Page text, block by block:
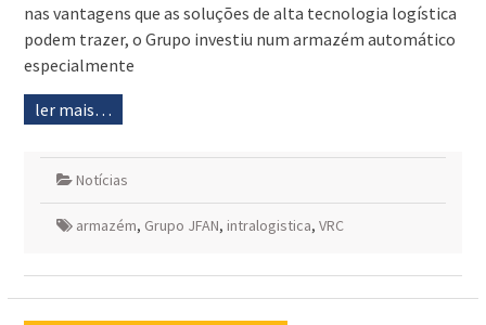
nas vantagens que as soluções de alta tecnologia logística
podem trazer, o Grupo investiu num armazém automático
especialmente
ler mais…
Notícias
armazém, Grupo JFAN, intralogistica, VRC